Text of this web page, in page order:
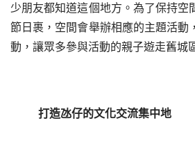
少朋友都知道這個地方。為了保持空
節日裹，空間會舉辦相應的主題活動
動，讓眾多參與活動的親子遊走舊城
打造氹仔的文化交流集中地